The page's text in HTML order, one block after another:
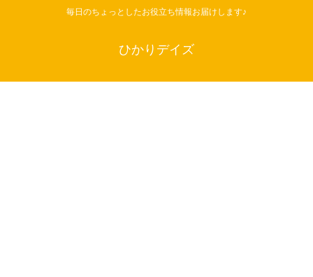
毎日のちょっとしたお役立ち情報お届けします♪
ひかりデイズ